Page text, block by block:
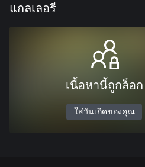
แกลเลอรี
เนื้อหานี้ถูกล็อก
ใส่วันเกิดของคุณ